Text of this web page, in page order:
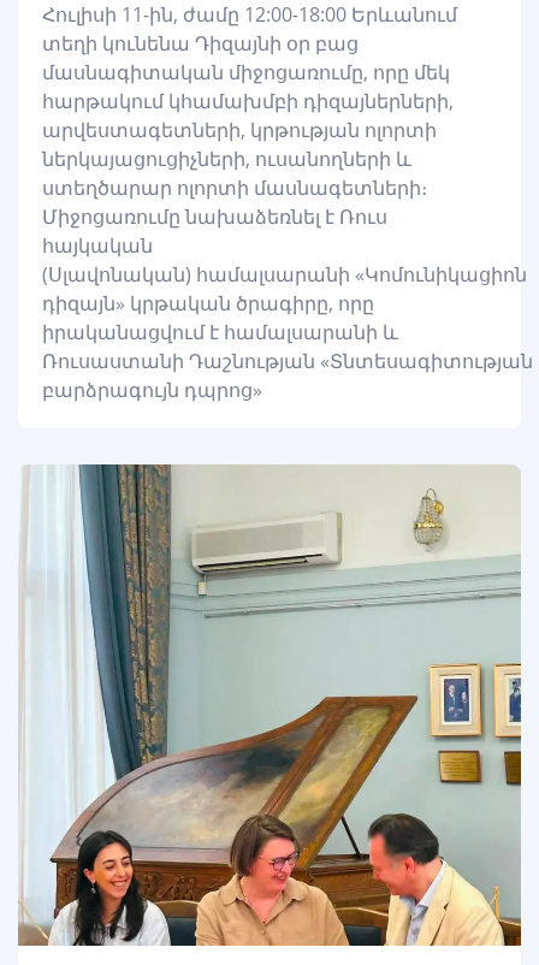
Հուլիսի 11-ին, ժամը 12:00-18:00 Երևանում
տեղի կունենա Դիզայնի օր բաց
մասնագիտական միջոցառումը, որը մեկ
հարթակում կհամախմբի դիզայներների,
արվեստագետների, կրթության ոլորտի
ներկայացուցիչների, ուսանողների և
ստեղծարար ոլորտի մասնագետների։
Միջոցառումը նախաձեռնել է Ռուս
հայկական
(Սլավոնական) համալսարանի «Կոմունիկացիոն
դիզայն» կրթական ծրագիրը, որը
իրականացվում է համալսարանի և
Ռուսաստանի Դաշնության «Տնտեսագիտության
բարձրագույն դպրոց»